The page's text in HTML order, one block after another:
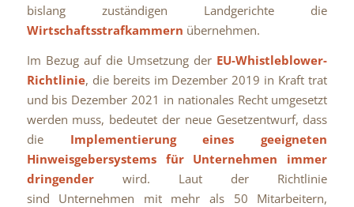
bislang zuständigen Landgerichte die
Wirtschaftsstrafkammern übernehmen.
Im Bezug auf die Umsetzung der EU-Whistleblower-
Richtlinie, die bereits im Dezember 2019 in Kraft trat
und bis Dezember 2021 in nationales Recht umgesetzt
werden muss, bedeutet der neue Gesetzentwurf, dass
die Implementierung eines geeigneten
Hinweisgebersystems für Unternehmen immer
dringenderwird. Laut der Richtlinie
sind Unternehmen mit mehr als 50 Mitarbeitern,